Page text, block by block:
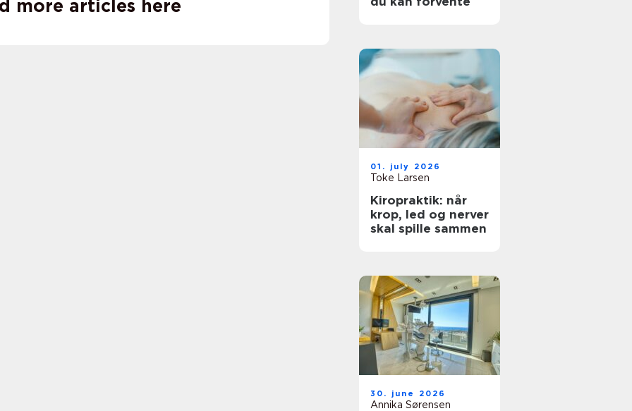
more articles here
01. july 2026
Toke Larsen
Kiropraktik: når
krop, led og nerver
skal spille sammen
30. june 2026
Annika Sørensen